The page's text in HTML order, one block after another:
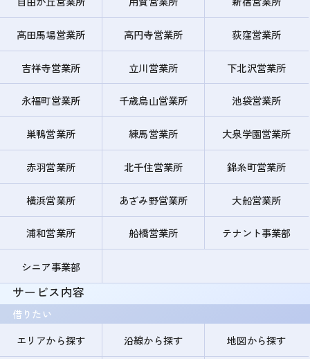
高田馬場営業所 高円寺営業所 荻窪営業所
吉祥寺営業所 立川営業所 下北沢営業所
永福町営業所 千歳烏山営業所 池袋営業所
巣鴨営業所 練馬営業所 大泉学園営業所
赤羽営業所 北千住営業所 錦糸町営業所
横浜営業所 あざみ野営業所 大船営業所
浦和営業所 船橋営業所 テナント事業部
シニア事業部
サービス内容
借りたい
エリアから探す
沿線から探す 地図から探す